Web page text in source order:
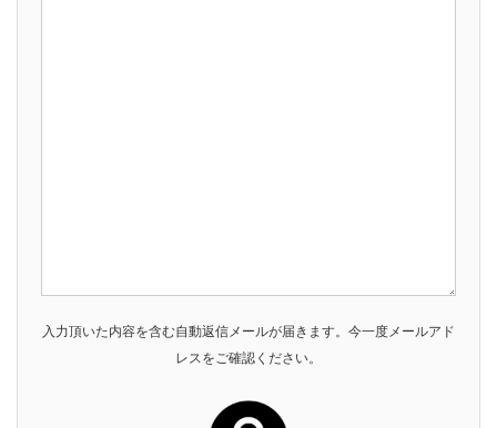
入力頂いた内容を含む自動返信メールが届きます。今一度メールアド
レスをご確認ください。